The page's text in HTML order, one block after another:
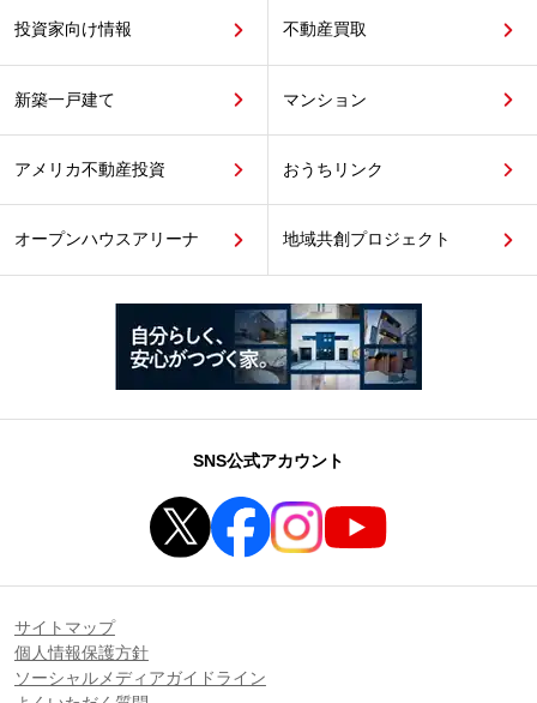
投資家向け情報 不動産買取
新築一戸建て マンション
アメリカ不動産投資 おうちリンク
オープンハウスアリーナ 地域共創プロジェクト
SNS公式アカウント
サイトマップ
個人情報保護方針
ソーシャルメディアガイドライン